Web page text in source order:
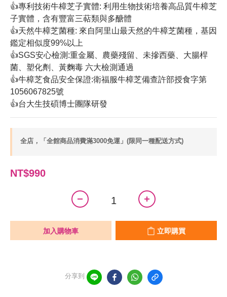
👍專利技術牛樟芝子實體: 利用生物技術培養高品質牛樟芝
子實體，含有豐富三萜類與多醣體
👍天然牛樟芝菌種: 來自阿里山最天然的牛樟芝菌種，基因
鑑定相似度99%以上
👍SGS安心檢測:重金屬、農藥殘留、未摻西藥、大腸桿
菌、塑化劑、黃麴毒 六大檢測通過
👍牛樟芝食品安全保證:衛福服牛樟芝備查許部授食字第
1056067825號
👍台大生技碩博士團隊研發
全店，「全館商品消費滿3000免運」(限同一種配送方式)
NT$990
加入購物車 立即購買
分享到